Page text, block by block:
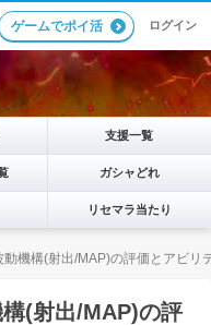
ゲームでポイ活 ログイン
支援一覧
ガシャどれ
リセマラ当たり
動機構(射出/MAP)の評価とアビリ
構(射出/MAP)の評